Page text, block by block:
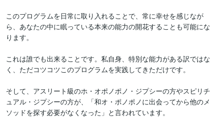
このプログラムを日常に取り入れることで、常に幸せを感じなが
ら、あなたの中に眠っている本来の能力の開花することも可能にな
ります。
これは誰でも出来ることです。私自身、特別な能力がある訳ではな
く、ただコツコツこのプログラムを実践してきただけです。
そして、アスリート級のホ・オポノポノ・ジプシーの方やスピリチ
ュアル・ジプシーの方が、「和オ・ポノポノに出会ってから他のメ
ソッドを探す必要がなくなった」と言われています。